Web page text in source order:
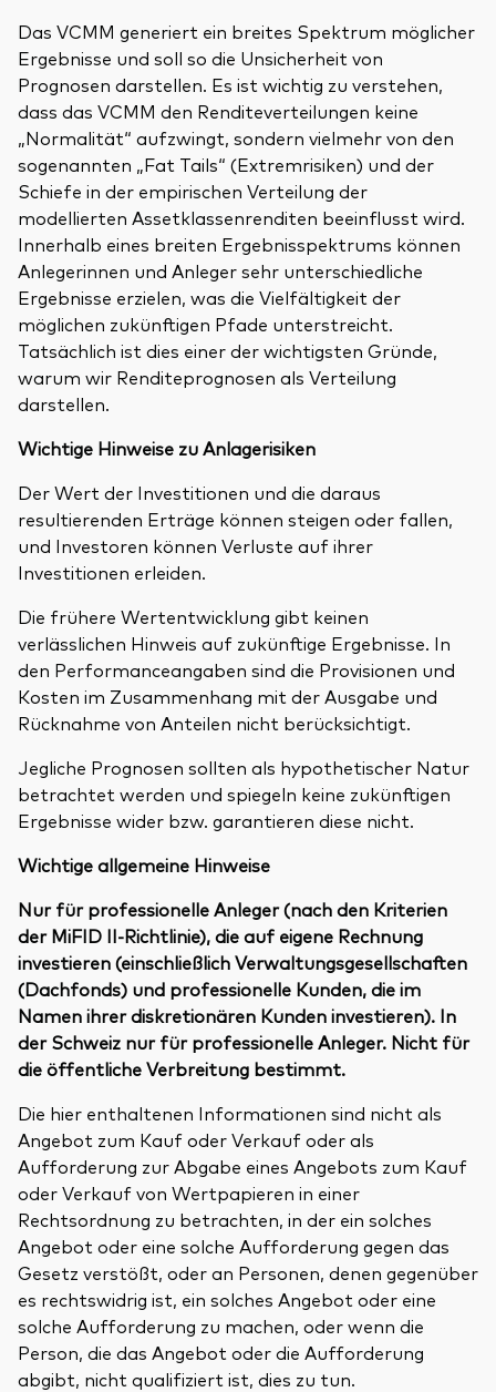
Das VCMM generiert ein breites Spektrum möglicher
Ergebnisse und soll so die Unsicherheit von
Prognosen darstellen. Es ist wichtig zu verstehen,
dass das VCMM den Renditeverteilungen keine
„Normalität“ aufzwingt, sondern vielmehr von den
sogenannten „Fat Tails“ (Extremrisiken) und der
Schiefe in der empirischen Verteilung der
modellierten Assetklassenrenditen beeinflusst wird.
Innerhalb eines breiten Ergebnisspektrums können
Anlegerinnen und Anleger sehr unterschiedliche
Ergebnisse erzielen, was die Vielfältigkeit der
möglichen zukünftigen Pfade unterstreicht.
Tatsächlich ist dies einer der wichtigsten Gründe,
warum wir Renditeprognosen als Verteilung
darstellen.
Wichtige Hinweise zu Anlagerisiken
Der Wert der Investitionen und die daraus
resultierenden Erträge können steigen oder fallen,
und Investoren können Verluste auf ihrer
Investitionen erleiden.
Die frühere Wertentwicklung gibt keinen
verlässlichen Hinweis auf zukünftige Ergebnisse. In
den Performanceangaben sind die Provisionen und
Kosten im Zusammenhang mit der Ausgabe und
Rücknahme von Anteilen nicht berücksichtigt.
Jegliche Prognosen sollten als hypothetischer Natur
betrachtet werden und spiegeln keine zukünftigen
Ergebnisse wider bzw. garantieren diese nicht.
Wichtige allgemeine Hinweise
Nur für professionelle Anleger (nach den Kriterien
der MiFID II-Richtlinie), die auf eigene Rechnung
investieren (einschließlich Verwaltungsgesellschaften
(Dachfonds) und professionelle Kunden, die im
Namen ihrer diskretionären Kunden investieren). In
der Schweiz nur für professionelle Anleger. Nicht für
die öffentliche Verbreitung bestimmt.
Die hier enthaltenen Informationen sind nicht als
Angebot zum Kauf oder Verkauf oder als
Aufforderung zur Abgabe eines Angebots zum Kauf
oder Verkauf von Wertpapieren in einer
Rechtsordnung zu betrachten, in der ein solches
Angebot oder eine solche Aufforderung gegen das
Gesetz verstößt, oder an Personen, denen gegenüber
es rechtswidrig ist, ein solches Angebot oder eine
solche Aufforderung zu machen, oder wenn die
Person, die das Angebot oder die Aufforderung
abgibt, nicht qualifiziert ist, dies zu tun.